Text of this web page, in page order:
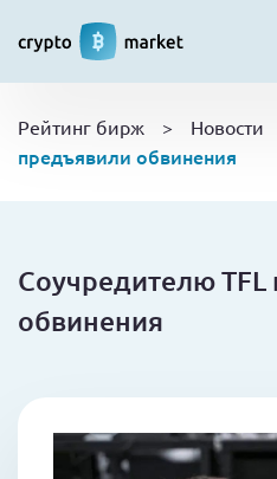
ТОП
Рейтинг бирж > Новости
предъявили обвинения
Соучредителю
обвинения